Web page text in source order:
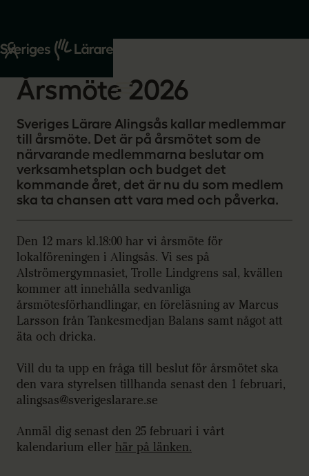
Start
Om oss
2026-01-22
Årsmöte 2026
Sveriges Lärare Alingsås kallar medlemmar
till årsmöte. Det är på årsmötet som de
närvarande medlemmarna beslutar om
verksamhetsplan och budget det
kommande året, det är nu du som medlem
ska ta chansen att vara med och påverka.
Den 12 mars kl.18:00 har vi årsmöte för
lokalföreningen i Alingsås. Vi ses på
Alströmergymnasiet, Trolle Lindgrens sal, kvällen
kommer att innehålla sedvanliga
årsmötesförhandlingar, en föreläsning av Marcus
Larsson från Tankesmedjan Balans samt något att
äta och dricka.
Vill du ta upp en fråga till beslut för årsmötet ska
den vara styrelsen tillhanda senast den 1 februari,
alingsas@sverigeslarare.se
Anmäl dig senast den 25 februari i vårt
kalendarium eller här på länken.